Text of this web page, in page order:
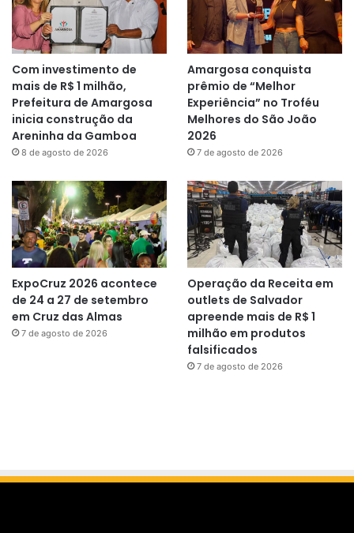
Com investimento de
mais de R$ 1 milhão,
Prefeitura de Amargosa
inicia construção da
Areninha da Gamboa
8 de agosto de 2026
Amargosa conquista
prêmio de “Melhor
Experiência” no Troféu
Melhores do São João
2026
7 de agosto de 2026
ExpoCruz 2026 acontece
de 24 a 27 de setembro
em Cruz das Almas
7 de agosto de 2026
Operação da Receita em
outlets de Salvador
apreende mais de R$ 1
milhão em produtos
falsificados
7 de agosto de 2026